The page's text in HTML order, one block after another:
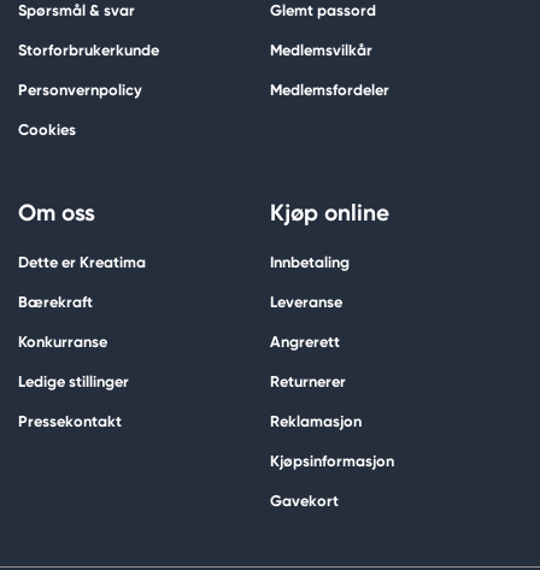
Spørsmål & svar
Storforbrukerkunde
Personvernpolicy
Cookies
Glemt passord
Medlemsvilkår
Medlemsfordeler
Om oss
Dette er Kreatima
Bærekraft
Konkurranse
Ledige stillinger
Pressekontakt
Kjøp online
Innbetaling
Leveranse
Angrerett
Returnerer
Reklamasjon
Kjøpsinformasjon
Gavekort